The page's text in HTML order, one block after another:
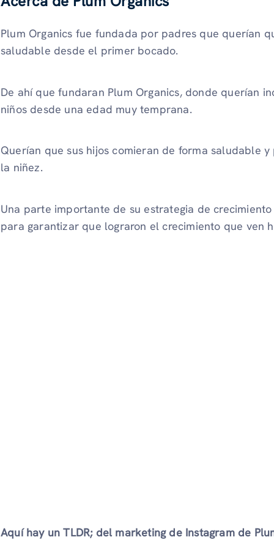
Plum Organics fue fundada por padres que querían
saludable desde el primer bocado.
De ahí que fundaran Plum Organics, donde querían
niños desde una edad muy temprana.
Querían que sus hijos comieran de forma saludable
la niñez.
Una parte importante de su estrategia de
para garantizar que lograron el crecimiento que ven
Aquí hay un TLDR; del marketing de Instagram de